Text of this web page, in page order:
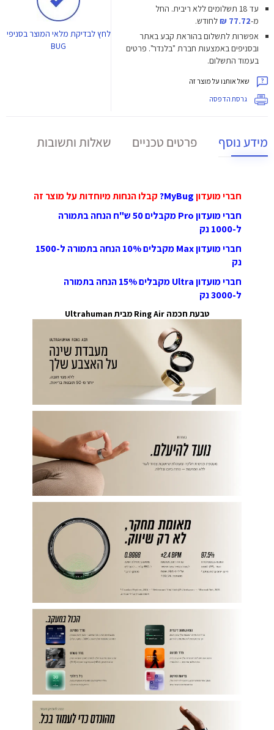
עד 18 תשלומים ללא ריבית.
החל
מ-77.72 ₪
לחודש.
אפשרות לתשלום בהוראת קבע באתר
ובסניפים באמצעות חברת "בלנדר". פרטים
בעמוד התשלום.
שאל אותנו על מוצר זה
גרסת הדפסה
לחץלבדיקת מלאי המוצר בסניפי
BUG
מידע נוסף פרטים טכניים שאלות ותשובות
חברי מועדוןMyBug?
קבלו הנחות מיוחדות על מוצר זה
חברי מועדון Pro מקבלים 50 ש"ח הנחה בתמורה
ל-1000 נק
חברי מועדון Max מקבלים 10% הנחה בתמורה ל-1500
נק
חברי מועדון Ultra מקבלים 15% הנחה בתמורה
ל-3000 נק
טבעת חכמה Ring Air מבית Ultrahuman